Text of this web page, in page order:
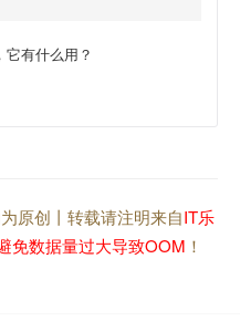
有什么用？
原创丨转载请注明来自IT乐
免数据量过大导致OOM ！